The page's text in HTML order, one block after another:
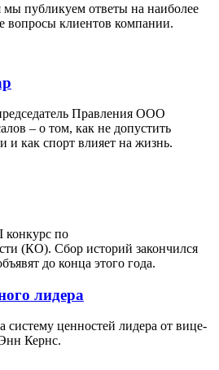
публикуем ответы на наиболее
вопросы клиентов компании.
Правления ООО
– о том, как не допустить
и как спорт влияет на жизнь.
по
(КО). Сбор историй закончился
до конца этого года.
лидера
систему ценностей лидера от вице-
Кернс.